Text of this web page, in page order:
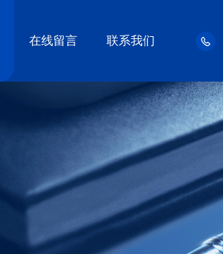
在线留言 联系我们